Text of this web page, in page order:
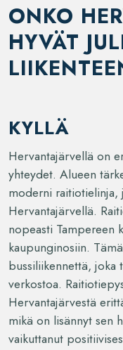
ONKO
HYVÄT
KYLLÄ
Hervantajärvellä on
yhteydet. Alueen
moderni raitiotielinja,
Hervantajärvellä.
nopeasti Tampereen
kaupunginosiin.
bussiliikennettä, joka
verkostoa.
Hervantajärvestä
mikä on lisännyt sen
vaikuttanut